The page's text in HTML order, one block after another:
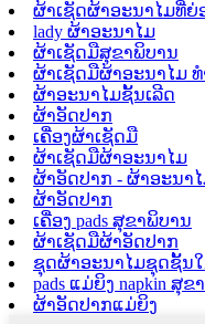
ຜ້າເຊັດຜ້າອະນາໄມທີ່
lady ຜ້າອະນາໄມ
ຜ້າເຊັດມືສຸຂາພິບານ
ຜ້າເຊັດມືຜ້າອະນາໄມ
ຜ້າອະນາໄມຊັ້ນເລີດ
ຜ້າອັດປາກ
ເຄື່ອງຜ້າເຊັດມື
ຜ້າເຊັດມືຜ້າອະນາໄມ
ຜ້າອັດປາກ - ຜ້າອະນາ
ຜ້າອັດປາກ
ເຄື່ອງ pads ສຸຂາພິບານ
ຜ້າເຊັດມືຜ້າອັດປາກ
ຊຸດຜ້າອະນາໄມຊຸດຊັ້ນ
pads ແມ່ຍິງ napkin ສຸຂ
ຜ້າອັດປາກແມ່ຍິງ